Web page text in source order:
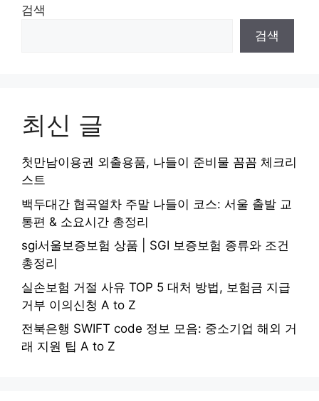
검색
검색
최신 글
첫만남이용권 외출용품, 나들이 준비물 꼼꼼 체크리
스트
백두대간 협곡열차 주말 나들이 코스: 서울 출발 교
통편 & 소요시간 총정리
sgi서울보증보험 상품 | SGI 보증보험 종류와 조건
총정리
실손보험 거절 사유 TOP 5 대처 방법, 보험금 지급
거부 이의신청 A to Z
전북은행 SWIFT code 정보 모음: 중소기업 해외 거
래 지원 팁 A to Z